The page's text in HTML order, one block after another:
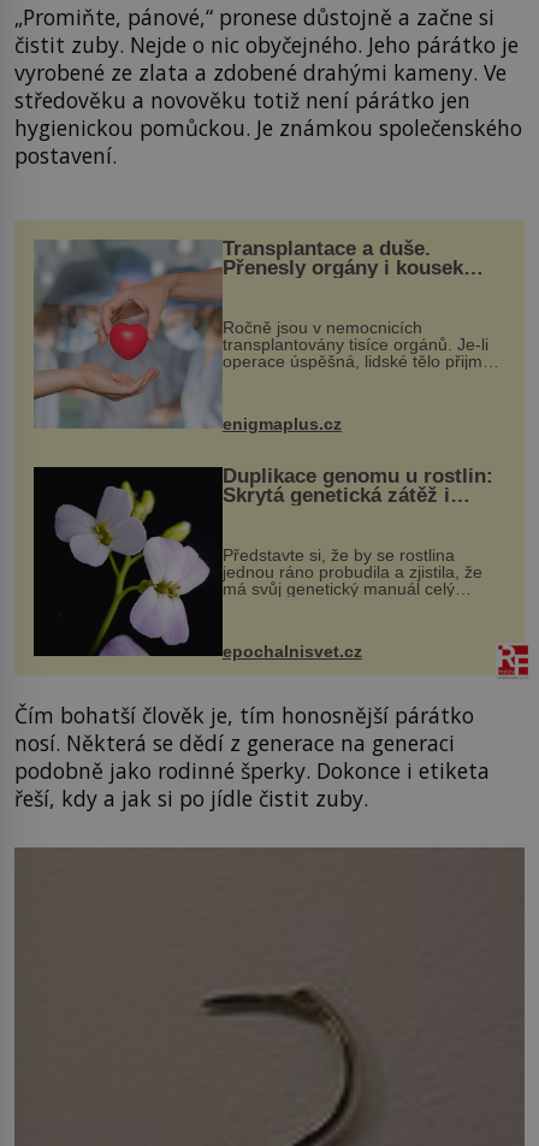
„Promiňte, pánové,“ pronese důstojně a začne si
čistit zuby. Nejde o nic obyčejného. Jeho párátko je
vyrobené ze zlata a zdobené drahými kameny. Ve
středověku a novověku totiž není párátko jen
hygienickou pomůckou. Je známkou společenského
postavení.
Transplantace a duše.
Přenesly orgány i kousek
Ročně jsou v nemocnicích
transplantovány tisíce orgánů. Je-li
operace úspěšná, lidské tělo přijme
enigmaplus.cz
Duplikace genomu u rostlin:
Skrytá genetická zátěž i
Představte si, že by se rostlina
jednou ráno probudila a zjistila, že
má svůj genetický manuál celý
vstupenka...
epochalnisvet.cz
Čím bohatší člověk je, tím honosnější párátko
nosí. Některá se dědí z generace na generaci
podobně jako rodinné šperky. Dokonce i etiketa
řeší, kdy a jak si po jídle čistit zuby.